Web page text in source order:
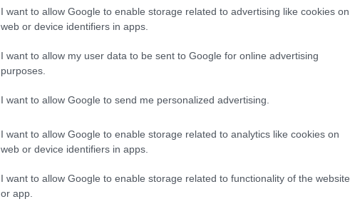
I want to allow Google to enable storage related to advertising like cookies on
web or device identifiers in apps.
I want to allow my user data to be sent to Google for online advertising
purposes.
I want to allow Google to send me personalized advertising.
I want to allow Google to enable storage related to analytics like cookies on
web or device identifiers in apps.
I want to allow Google to enable storage related to functionality of the website
or app.
Macron úr izraeli kettős mércéje
Hende Olivér